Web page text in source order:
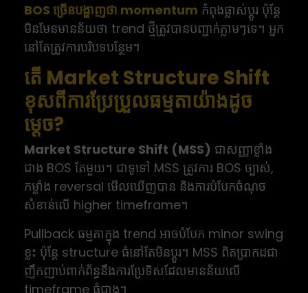
BOS ច្រើនបង្ហាញថា momentum កំពុងផ្លាស់ប្តូរ ប៉ុន្តែ
មិនមែនមានន័យថា trend ថ្មីត្រូវបានបញ្ជាក់ភ្លាមៗទេ។ អ្នក
នៅតែត្រូវការបរិបទបន្ថែម។
តើ Market Structure Shift
ខុសពីការប្រែប្រួលធម្មតាយ៉ាងដូច
ម្តេច?
Market Structure Shift (MSS) ជាសញ្ញាខ្លាំង
ជាង BOS តែមួយ។ ជាទូទៅ MSS ត្រូវការ BOS ច្បាស់,
កម្លាំង reversal មើលឃើញបាន និងការបំបែកចំណុច
សំខាន់លើ higher timeframe។
Pullback ធម្មតាក្នុង trend អាចបំបែក minor swing
ខ្លះ ប៉ុន្តែ structure ធំនៅតែមិនប្តូរ។ MSS ពិតប្រាកដជា
ញឹកញាប់ពាក់ព័ន្ធនឹងការប្រែទិសដែលមានន័យលើ
timeframe ធំជាង។